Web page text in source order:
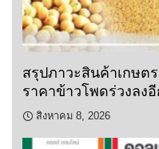
สรุปภาวะสินค้าเกษต
ราคาข้าวโพดร่วงลงอี
สิงหาคม 8, 2026